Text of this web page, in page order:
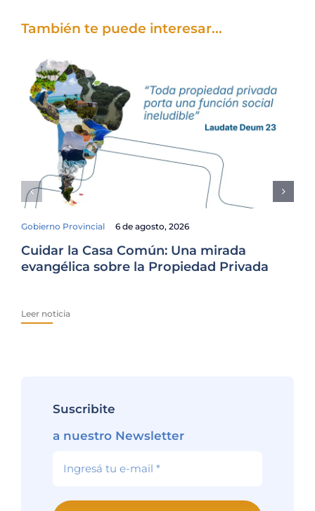
También te puede interesar...
Gobierno Provincial 6 de agosto, 2026
Cuidar la Casa Común: Una mirada
evangélica sobre la Propiedad Privada
Leer noticia
Suscribite
a nuestro Newsletter